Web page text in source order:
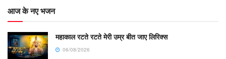
आज के नए भजन
महाकाल रटते रटते मेरी उम्र बीत जाए लिरिक्स
06/08/2026